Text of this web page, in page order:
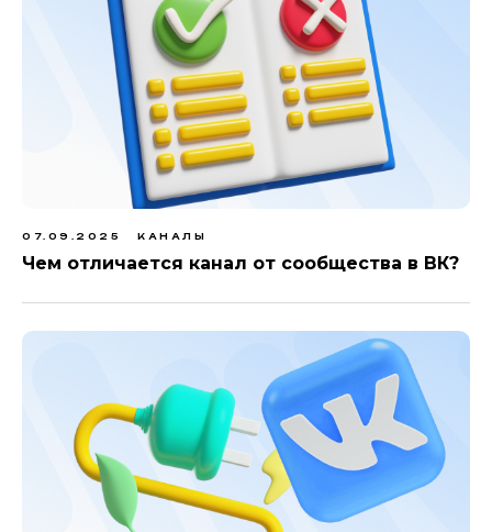
07.09.2025 КАНАЛЫ
Чем отличается канал от сообщества в ВК?